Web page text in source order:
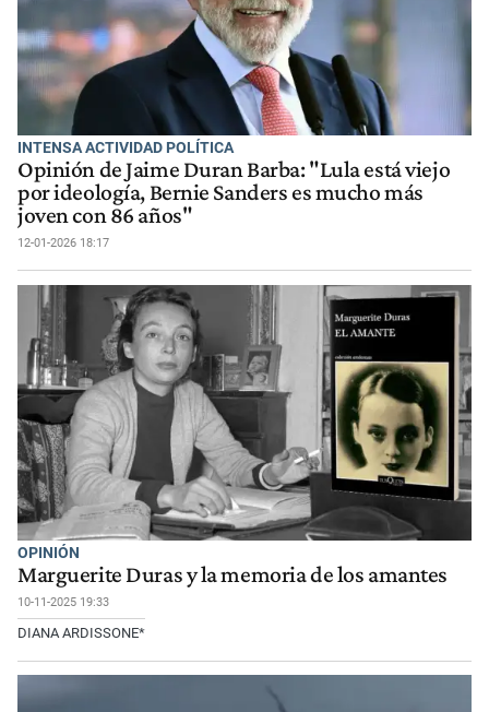
INTENSA ACTIVIDAD POLÍTICA
Opinión de Jaime Duran Barba: "Lula está viejo
por ideología, Bernie Sanders es mucho más
joven con 86 años"
12-01-2026 18:17
OPINIÓN
Marguerite Duras y la memoria de los amantes
10-11-2025 19:33
DIANA ARDISSONE*